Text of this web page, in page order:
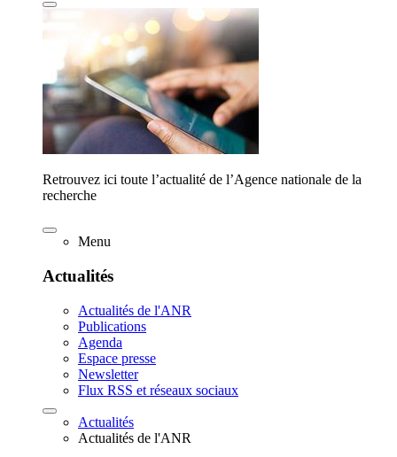
Retrouvez ici toute l’actualité de l’Agence nationale de la
recherche
Menu
Actualités
Actualités de l'ANR
Publications
Agenda
Espace presse
Newsletter
Flux RSS et réseaux sociaux
Actualités
Actualités de l'ANR